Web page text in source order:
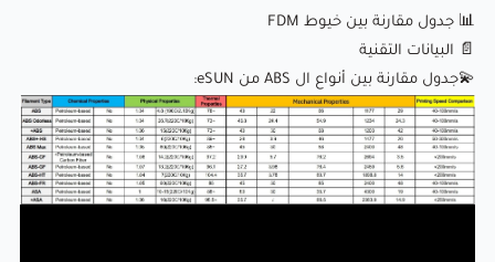
📊 جدول مقارنة بين خيوط FDM
📄 البيانات التقنية
💫جدول مقارنة بين أنواع ال ABS من eSUN:
📊 جدول مقارنة بين خيوط FDM
📄 البيانات التقنية
💫جدول مقارنة بين أنواع ال ABS من eSUN: